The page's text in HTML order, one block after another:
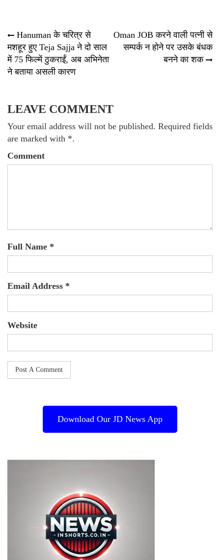
Post
navigation
Hanuman के चरित्र से
मशहूर हुए Teja Sajja ने दो साल
में 75 फिल्में ठुकराईं, अब अभिनेता
ने बताया असली कारण
Oman JOB करने वाली पत्नी से
सम्पर्क न होने पर उसके बंधक
बनने का शक
LEAVE COMMENT
Your email address will not be published. Required fields
are marked with *.
Comment
Full Name *
Email Address *
Website
Download Our JD News App